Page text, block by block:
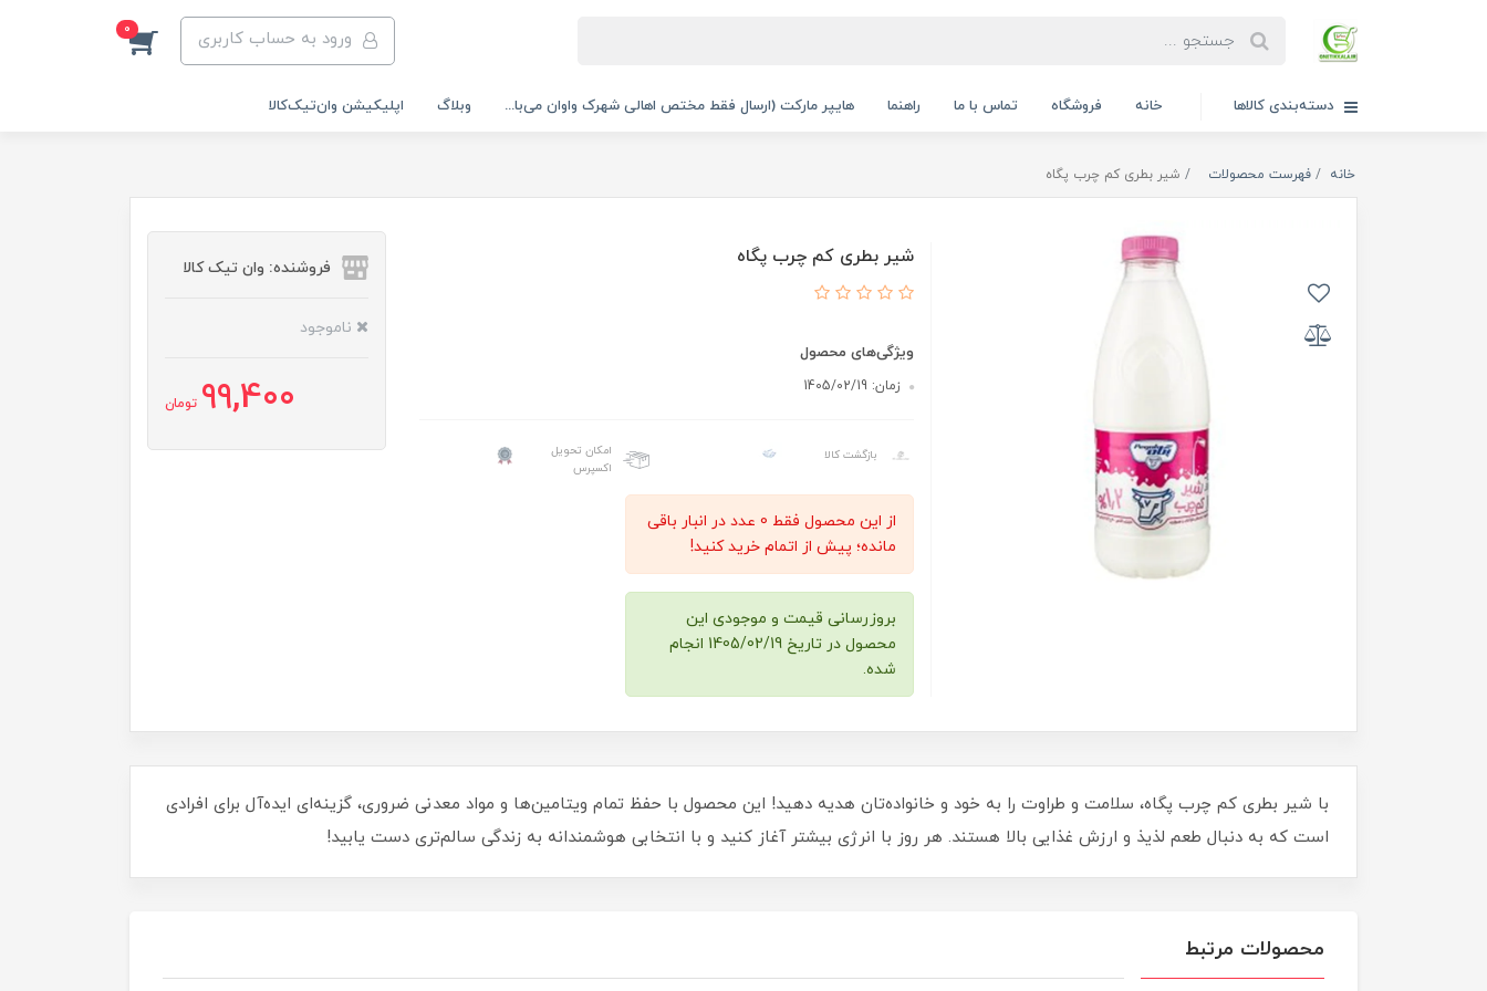
ورود به حساب کاربری 0
دسته‌بندی کالاها خانه فروشگاه تماس با ما راهنما هایپر مارکت (ارسال فقط مختص اهالی شهرک واوان می‌با... وبلاگ اپلیکیشن وان‌تیک‌کالا‌
خانه فهرست محصولات شیر بطری کم چرب پگاه
شیر بطری کم چرب پگاه
ویژگی‌های محصول
زمان: 1405/02/19
بازگشت کالا
امکان تحویل
اکسپرس
از این محصول فقط 0 عدد در انبار باقی
مانده؛ پیش از اتمام خرید کنید!
بروزرسانی قیمت و موجودی این
محصول در تاریخ 1405/02/19 انجام
شده.
فروشنده: وان تیک کالا
ناموجود
99,400 تومان
با شیر بطری کم چرب پگاه، سلامت و طراوت را به خود و خانواده‌تان هدیه دهید! این محصول با حفظ تمام ویتامین‌ها و مواد معدنی ضروری، گزینه‌ای ایده‌آل برای افرادی
است که به دنبال طعم لذیذ و ارزش غذایی بالا هستند. هر روز با انرژی بیشتر آغاز کنید و با انتخابی هوشمندانه به زندگی سالم‌تری دست یابید!
محصولات مرتبط